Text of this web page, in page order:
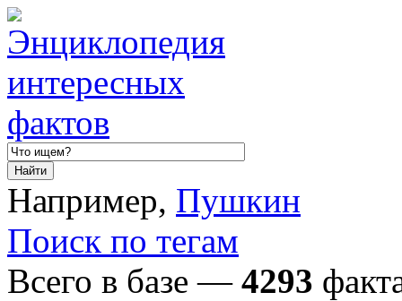
Например, Пушкин
Поиск по тегам
Всего в базе — 4293